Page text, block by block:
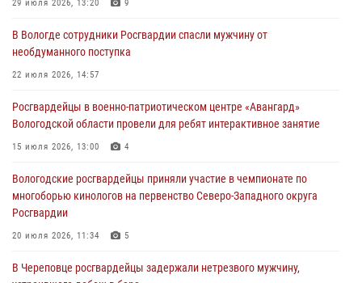
Росгвардейцы в г. Соколе задержали несовершеннолетнего
31 июля 2026, 06:43
В Вологде стартовал Чемпионат Северо-Западного округа
29 июля 2026, 13:20
В Вологде росгвардейцы задержали мужчину, подозреваемого в
29 июля 2026, 09:08
29 июля 2026, 13:20 9
В Вологде сотрудники Росгвардии спасли мужчину от
необдуманного поступка
22 июля 2026, 14:57
Росгвардейцы в военно-патриотическом центре «Авангард»
Вологодской области провели для ребят интерактивное занятие
15 июля 2026, 13:00 4
Вологодские росгвардейцы приняли участие в чемпионате по
многоборью кинологов на первенство Северо-Западного округа
Росгвардии
20 июля 2026, 11:34 5
В Череповце росгвардейцы задержали нетрезвого мужчину,